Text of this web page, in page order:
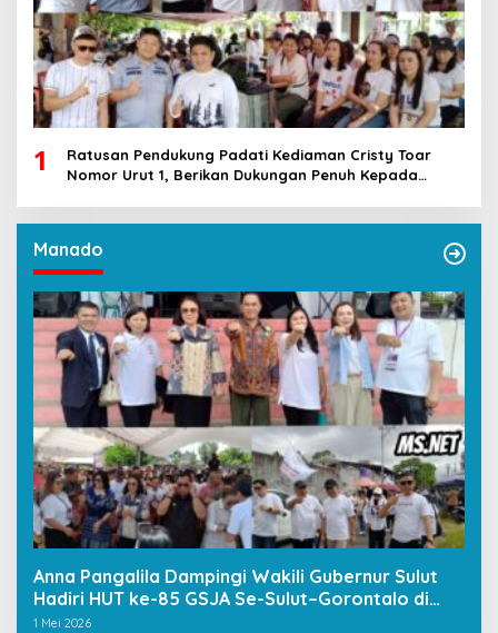
1
Ratusan Pendukung Padati Kediaman Cristy Toar
Nomor Urut 1, Berikan Dukungan Penuh Kepada
Manado
Anna Pangalila Dampingi Wakili Gubernur Sulut
Hadiri HUT ke-85 GSJA Se-Sulut–Gorontalo di
Langowan
1 Mei 2026